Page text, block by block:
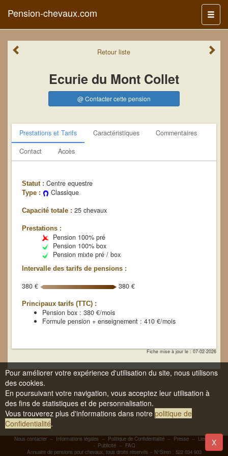
Menu
Pension-chevaux.com
Retourliste
Ecurie du Mont Collet
@ Contacter cette pension
Prestations et Tarifs Caractéristiques
Commentaires
Contact
Accès
Statut : Centre equestre
Type : Classique
Capacité totale : 25 chevaux
Prestations :
Pension 100% pré
Pension 100% box
Pension mixte pré / box
Intervalle des tarifs de pensions :
380 € 380 €
Principaux tarifs (TTC) :
Pension box : 380 €/mois
Formule pension + enseignement : 410 €/mois
Fiche mise à jour le : 07-02-2026
Nous contacter -- Informations légales -- Politique de Confidentialité -- Presse -- Liens
-
- Publicité-- FAQ
Annuaire de pensions pour chevaux, tous droits réservés -- N°Siren : 522 034 933
Pour améliorer votre expérience d'utilisation du site, nous utilisons
des cookies.
En poursuivant votre navigation, vous acceptez leur utilisation à
des fins de statistiques et de personnalisation.
Vous trouverez plus d'informations dans notre politique de
Confidentialité.
X